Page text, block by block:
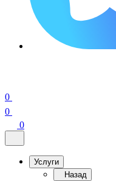
0
0
0
Услуги
Назад